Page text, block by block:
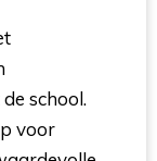
school.
voor